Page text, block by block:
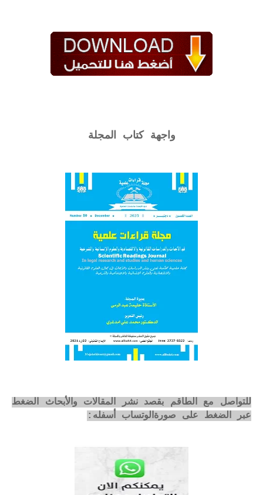
واجهة كتاب المجلة
للتواصل مع الطاقم بقصد نشر المقالات والأبحاث الضغط
عبر الضغط على صورةالوتساب أسفله: